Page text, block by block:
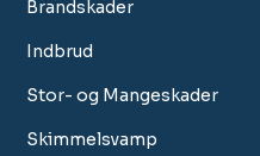
Brandskader
Indbrud
Stor- og Mangeskader
Skimmelsvamp